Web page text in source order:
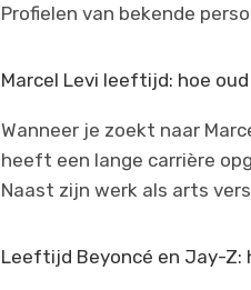
Profielen van bekende
Marcel Levi leeftijd: hoe
Wanneer je zoekt naar
heeft een lange carrière
Naast zijn werk als arts
Leeftijd Beyoncé en Jay-Z: